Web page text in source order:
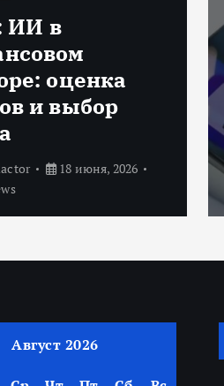
сектор
QR и
новые
меняют
сервис
Август 2026